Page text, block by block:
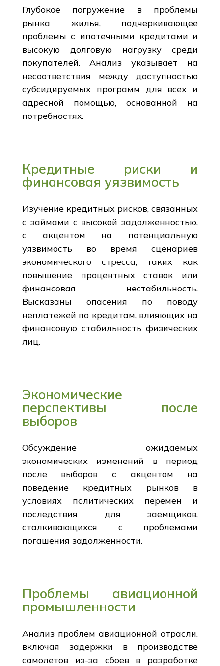
Глубокое погружение в проблемы
рынка жилья, подчеркивающее
проблемы с ипотечными кредитами и
высокую долговую нагрузку среди
покупателей. Анализ указывает на
несоответствия между доступностью
субсидируемых программ для всех и
адресной помощью, основанной на
потребностях.
Кредитные риски и
финансовая уязвимость
Изучение кредитных рисков, связанных
с займами с высокой задолженностью,
с акцентом на потенциальную
уязвимость во время сценариев
экономического стресса, таких как
повышение процентных ставок или
финансовая нестабильность.
Высказаны опасения по поводу
неплатежей по кредитам, влияющих на
финансовую стабильность физических
лиц.
Экономические
перспективы после
выборов
Обсуждение ожидаемых
экономических изменений в период
после выборов с акцентом на
поведение кредитных рынков в
условиях политических перемен и
последствия для заемщиков,
сталкивающихся с проблемами
погашения задолженности.
Проблемы авиационной
промышленности
Анализ проблем авиационной отрасли,
включая задержки в производстве
самолетов из-за сбоев в разработке